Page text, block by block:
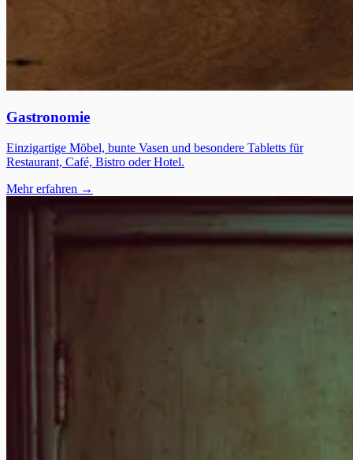
Gastronomie
Einzigartige Möbel, bunte Vasen und besondere Tabletts für
Restaurant, Café, Bistro oder Hotel.
Mehr erfahren →